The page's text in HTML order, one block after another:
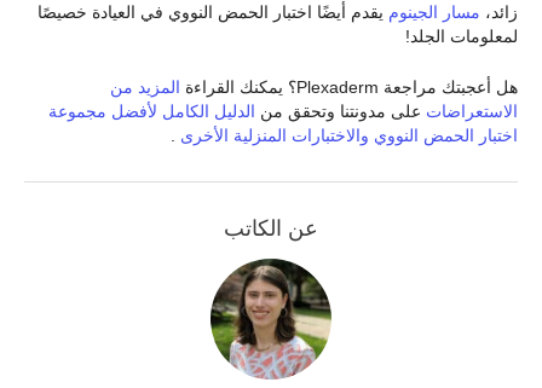
زائد، مسار الجينوم يقدم أيضًا اختبار الحمض النووي في العيادة خصيصًا
لمعلومات الجلد!
هل أعجبتك مراجعة Plexaderm؟ يمكنك القراءة
المزيد من
الاستعراضات على مدونتنا وتحقق من الدليل الكامل لأفضل مجموعة
اختبار الحمض النووي والاختبارات المنزلية الأخرى
عن الكاتب